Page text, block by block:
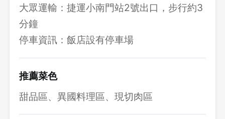
大眾運輸：捷運小南門站2號出口，步行約3
分鐘
停車資訊：飯店設有停車場
推薦菜色
甜品區、異國料理區、現切肉區